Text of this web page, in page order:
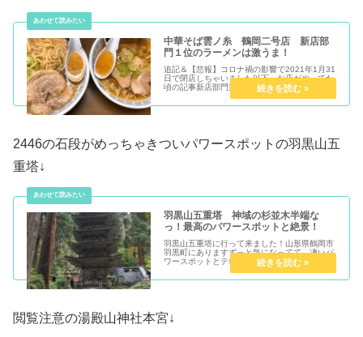
中華そば雲ノ糸 鶴岡二号店 新店部
門１位のラーメンは激うま！
追記＆【悲報】コロナ禍の影響で2021年1月31
日で閉店しちゃいました以下、お店がやってた
頃の記事新店部門第1位の雲ノ糸二号店の近く
を、たまたま通ったので食べに...
2446の石段がめっちゃきついパワースポットの羽黒山五
重塔↓
羽黒山五重塔 神域の杉並木半端な
っ！最高のパワースポットと絶景！
羽黒山五重塔に行って来ました！山形県鶴岡市
羽黒町にありますずっと気になってて、凄いパ
ワースポットとテレビでやってて行きたいと思
ってて遂に行って来ました！パワース...
閲覧注意の湯殿山神社本宮↓